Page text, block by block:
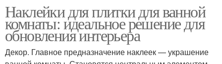
Наклейки для плитки для ванной
комнаты: идеальное решение для
обновления интерьера
Декор. Главное предназначение наклеек — украшение